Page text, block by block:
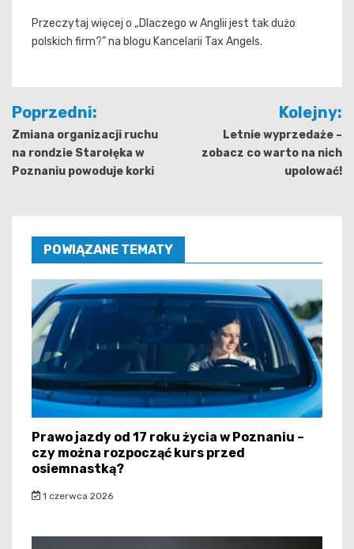
Przeczytaj więcej o „Dlaczego w Anglii jest tak dużo
polskich firm?” na blogu Kancelarii Tax Angels.
Nawigacja
wpisu
Poprzedni:
Zmiana organizacji ruchu
na rondzie Starołęka w
Poznaniu powoduje korki
Kolejny:
Letnie wyprzedaże –
zobacz co warto na nich
upolować!
POWIĄZANE TEMATY
Prawo jazdy od 17 roku życia w Poznaniu –
czy można rozpocząć kurs przed
osiemnastką?
1 czerwca 2026